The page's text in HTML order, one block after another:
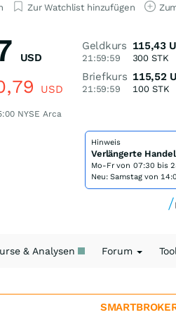
Zur Watchlist hinzufügen
USD
USD
NYSE Arca
Geldkurs
21:59:59
115,43
300 STK
Briefkurs
21:59:59
115,52
100STK
Hinweis
Verlängerte
Mo-Fr von 07:30 bis
Neu: Samstag von
& Analysen Forum